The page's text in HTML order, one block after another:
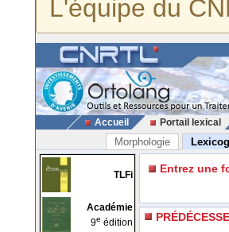
L'équipe du
Accueil Portail lexical
Morphologie
TLFi
Académie
9e édition
Entrez une